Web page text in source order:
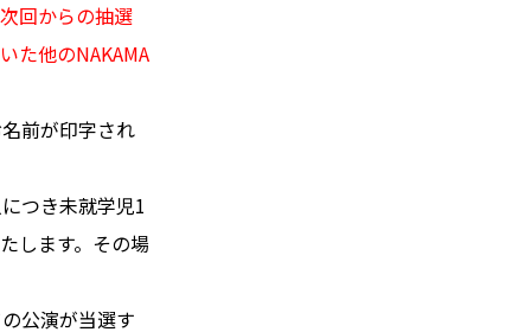
回からの抽選
た他のNAKAMA
前が印字され
つき未就学児1
します。その場
公演が当選す